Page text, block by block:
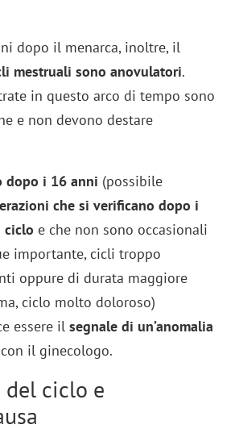
dopo il menarca, inoltre, il
mestruali sono anovulatori.
in questo arco di tempo sono
e non devono destare
dopo i 16 anni (possibile
che si verificano dopo i
ciclo e che non sono occasionali
importante, cicli troppo
oppure di durata maggiore
ciclo molto doloroso)
essere ilsegnale di un’anomalia
il ginecologo.
ciclo e